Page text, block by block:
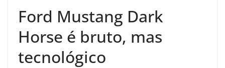
Ford Mustang Dark
Horse é bruto, mas
tecnológico